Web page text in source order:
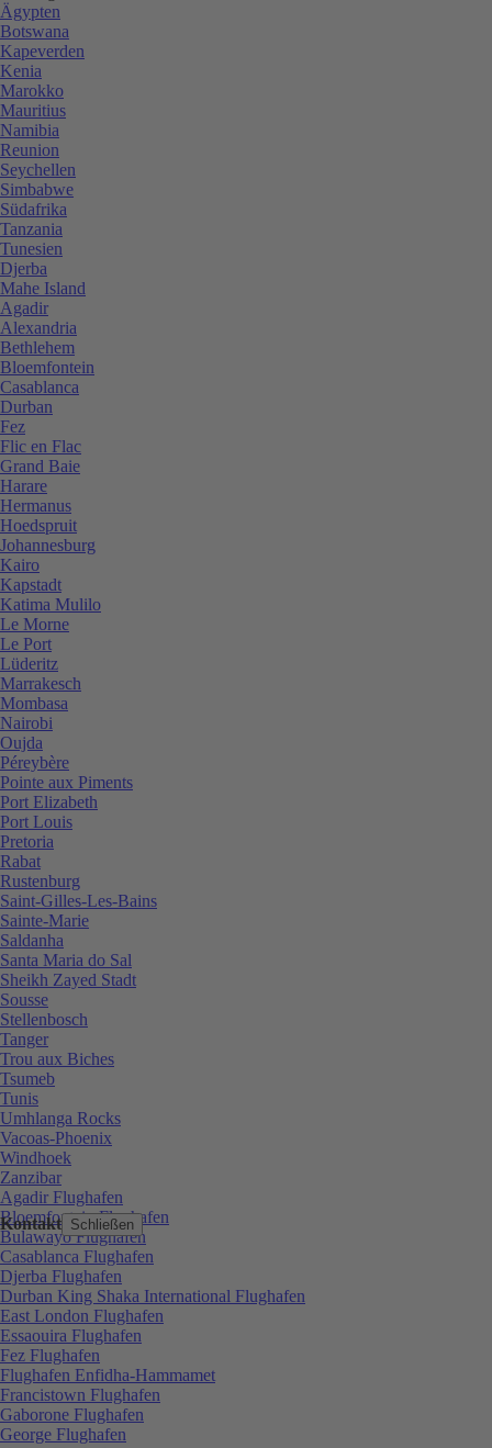
Kontakt Schließen
Ägypten
Botswana
Kapeverden
Kenia
Marokko
Mauritius
Namibia
Reunion
Seychellen
Simbabwe
Südafrika
Tanzania
Tunesien
Djerba
Mahe Island
Agadir
Alexandria
Bethlehem
Bloemfontein
Casablanca
Durban
Fez
Flic en Flac
Grand Baie
Harare
Hermanus
Hoedspruit
Johannesburg
Kairo
Kapstadt
Katima Mulilo
Le Morne
Le Port
Lüderitz
Marrakesch
Mombasa
Nairobi
Oujda
Péreybère
Pointe aux Piments
Port Elizabeth
Port Louis
Pretoria
Rabat
Rustenburg
Saint-Gilles-Les-Bains
Sainte-Marie
Saldanha
Santa Maria do Sal
Sheikh Zayed Stadt
Sousse
Stellenbosch
Tanger
Trou aux Biches
Tsumeb
Tunis
Umhlanga Rocks
Vacoas-Phoenix
Windhoek
Zanzibar
Agadir Flughafen
Bloemfontein Flughafen
Bulawayo Flughafen
Casablanca Flughafen
Djerba Flughafen
Durban King Shaka International Flughafen
East London Flughafen
Essaouira Flughafen
Fez Flughafen
Flughafen Enfidha-Hammamet
Francistown Flughafen
Gaborone Flughafen
George Flughafen